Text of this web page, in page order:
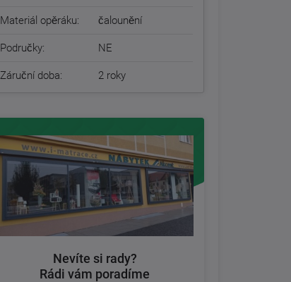
Materiál opěráku: čalounění
Područky: NE
Záruční doba: 2 roky
Nevíte si rady?
Rádi vám poradíme